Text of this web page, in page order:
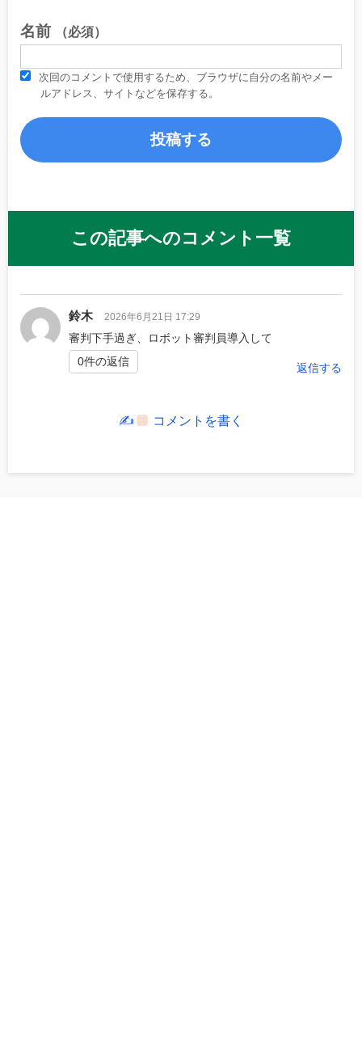
名前 （必須）
次回のコメントで使用するため、ブラウザに自分の名前やメー
ルアドレス、サイトなどを保存する。
この記事へのコメント一覧
鈴木 2026年6月21日 17:29
審判下手過ぎ、ロボット審判員導入して
返信する
0件の返信
✍ コメントを書く